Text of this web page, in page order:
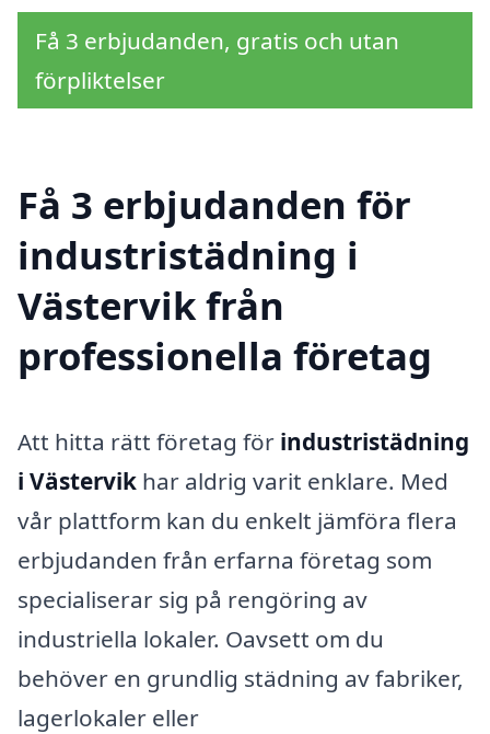
Få 3 erbjudanden, gratis och utan
förpliktelser
Få 3 erbjudanden för
industristädning i
Västervik från
professionella företag
Att hitta rätt företag för industristädning
i Västervik har aldrig varit enklare. Med
vår plattform kan du enkelt jämföra flera
erbjudanden från erfarna företag som
specialiserar sig på rengöring av
industriella lokaler. Oavsett om du
behöver en grundlig städning av fabriker,
lagerlokaler eller